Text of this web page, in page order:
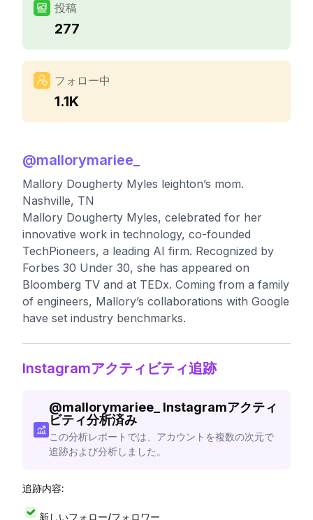
投稿
277
フォロー中
1.1K
@mallorymariee_
Mallory Dougherty Myles leighton’s mom.
Nashville, TN
Mallory Dougherty Myles, celebrated for her
innovative work in technology, co-founded
TechPioneers, a leading AI firm. Recognized by
Forbes 30 Under 30, she has appeared on
Bloomberg TV and at TEDx. Coming from a family
of engineers, Mallory’s collaborations with Google
have set industry benchmarks.
Instagramアクティビティ追跡
@mallorymariee_
Instagramアクティ
ビティ分析済み
この分析レポートでは、アカウントを複数の次元で
追跡および分析しました。
追跡内容:
新しいフォロー/フォロワー